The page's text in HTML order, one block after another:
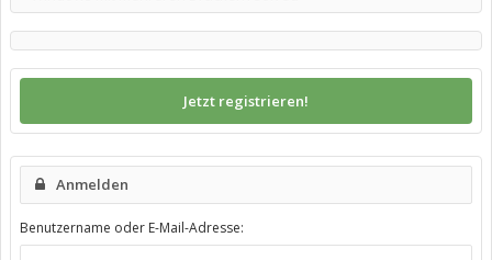
Jetzt registrieren!
Anmelden
Benutzername oder E-Mail-Adresse: